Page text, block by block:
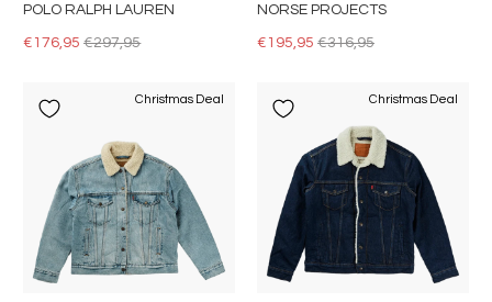
POLO RALPH LAUREN
€176,95€297,95
NORSE PROJECTS
€195,95 €316,95
Christmas Deal Christmas Deal